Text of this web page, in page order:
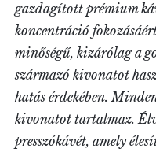
gazdagított prémium
koncentráció
minőségű, kizárólag a
származó kivonatot
hatás érdekében.
kivonatot tartalmaz.
presszókávét, amely